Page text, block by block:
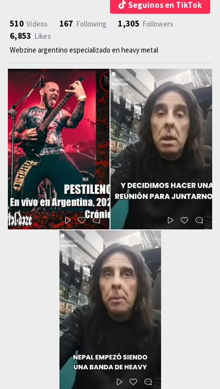
Seguinos en TikTok
510 Videos 167 Following 1,305 Followers
6,853 Likes
Webzine argentino especializado en heavy metal